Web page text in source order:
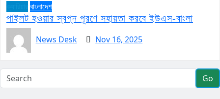
বাংলাদেশ
পাইলট হওয়ার স্বপ্ন পূরণে সহায়তা করবে ইউএস-বাংলা
News Desk
Nov 16, 2025
Go